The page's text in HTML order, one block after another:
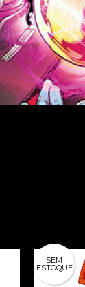
SEM
ESTOQUE